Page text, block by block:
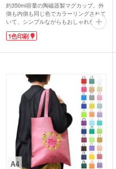
約350ml容量の陶磁器製マグカップ。外
側も内側も同じ色でカラーリングされて
いて、シンプルながらもおしゃれなデザ
インです。目覚めのコーヒーやティータ
イムにはもちろん、毎日使えます。
ンナップ。企業やキャラクターイメージ
マグカップが制作できます。
1色印刷